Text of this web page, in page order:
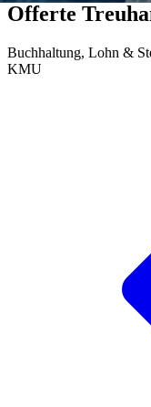
Offerte
Buchhaltung, Lohn &
KMU